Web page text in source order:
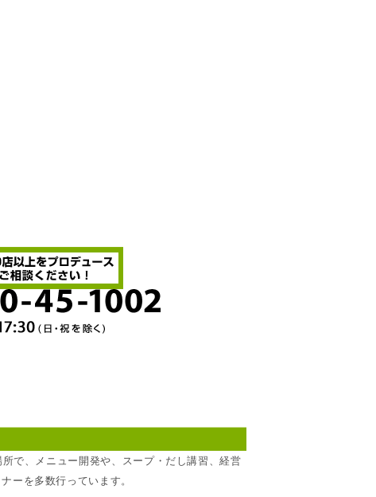
で、メニュー開発や、スープ・だし講習、経営
ーを多数行っています。